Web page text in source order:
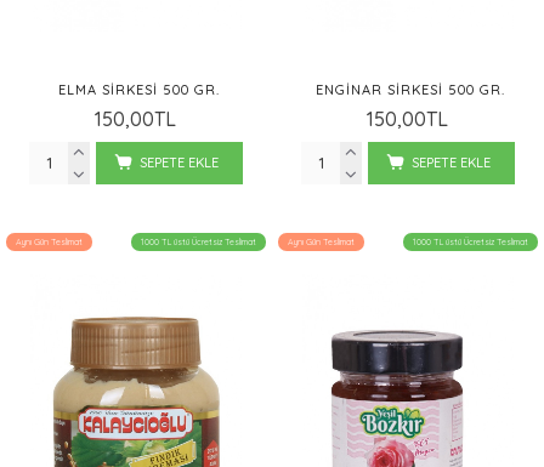
ELMA SİRKESI 500 GR.
150,00TL
SEPETE EKLE
ENGINAR SIRKESI 500 GR.
150,00TL
SEPETE EKLE
Aynı Gün Teslimat 1000 TL üstü Ücretsiz Teslimat Aynı Gün Teslimat 1000 TL üstü Ücretsiz Teslimat